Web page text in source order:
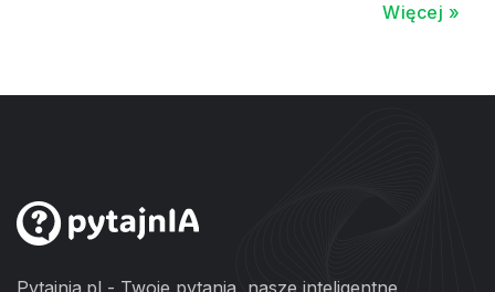
Więcej »
Pytajnia.pl - Twoje pytania, nasze inteligentne